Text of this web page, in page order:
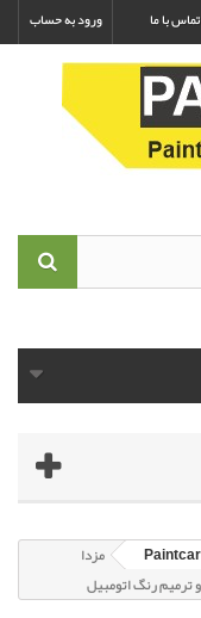
ورود به حساب تماس با ما
مزدا